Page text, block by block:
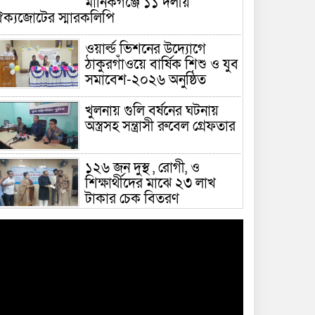
স্মারকলিপি
ওয়ার্ল্ড ভিশনের উদ্যোগে
ঠাকুরগাঁওয়ে বার্ষিক শিশু ও যুব
সমাবেশ-২০২৬ অনুষ্ঠিত
খুলনায় গুলি বর্ষনের ঘটনায়
অস্ত্রসহ সন্ত্রাসী রুবেল গ্রেফতার
১২৬ জন দুস্থ , রোগী, ও
শিক্ষার্থীদের মাঝে ২৩ লাখ
টাকার চেক বিতরণ